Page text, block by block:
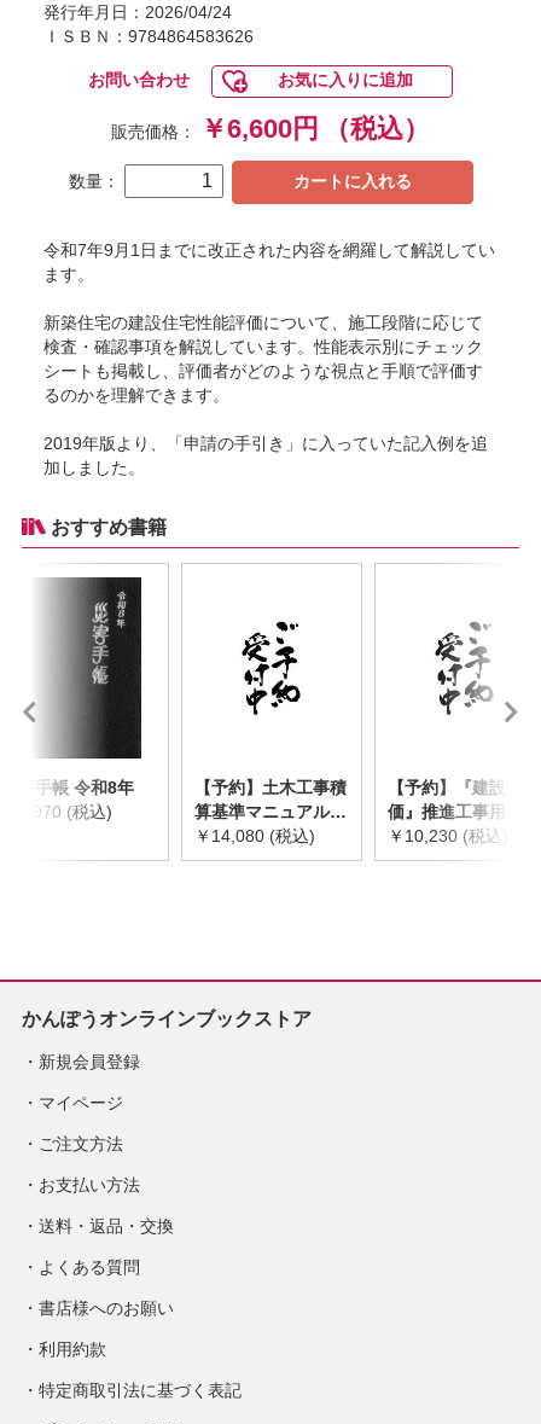
発行年月日：2026/04/24
ＩＳＢＮ：9784864583626
お問い合わせ お気に入りに追加
販売価格： ￥6,600円 （税込）
数量： カートに入れる
令和7年9月1日までに改正された内容を網羅して解説してい
ます。
新築住宅の建設住宅性能評価について、施工段階に応じて
検査・確認事項を解説しています。性能表示別にチェック
シートも掲載し、評価者がどのような視点と手順で評価す
るのかを理解できます。
2019年版より、「申請の手引き」に入っていた記入例を追
加しました。
おすすめ書籍
災害手帳 令和8年
￥2,970 (税込)
【予約】土木工事積
算基準マニュアル
令和8年度版
※2026年8月下旬発
￥14,080 (税込)
【予約】『建設物
価』推進工事用機械
器具等基礎価格表
2026年度版
￥10,230 (税込)
かんぽうオンラインブックストア
新規会員登録
マイページ
ご注文方法
お支払い方法
送料・返品・交換
よくある質問
書店様へのお願い
利用約款
特定商取引法に基づく表記